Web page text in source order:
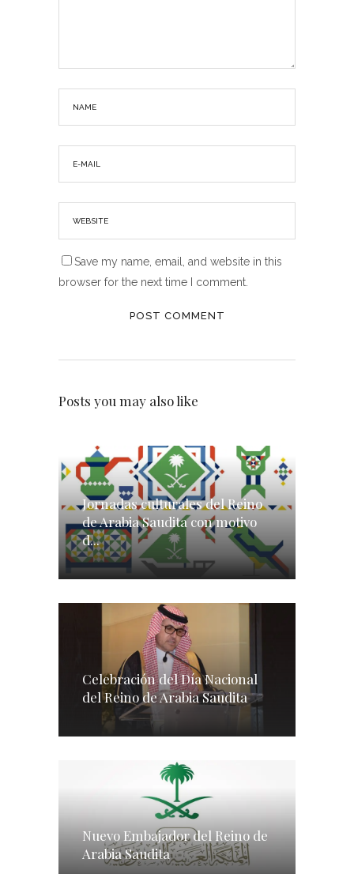
Save my name, email, and website in this
browser for the next time I comment.
Posts you may also like
Jornadas culturales del Reino
de Arabia Saudita con motivo
d...
Celebración del Día Nacional
del Reino de Arabia Saudita
Nuevo Embajador del Reino de
Arabia Saudita